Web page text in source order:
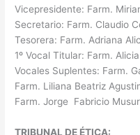
Vicepresidente: Farm.
Secretario: Farm. Claudio
Tesorera: Farm. Adriana
1º Vocal Titular: Farm.
Vocales Suplentes: Farm.
Farm. Liliana Beatriz
Farm. Jorge Fabricio
TRIBUNAL DE ÉTICA: